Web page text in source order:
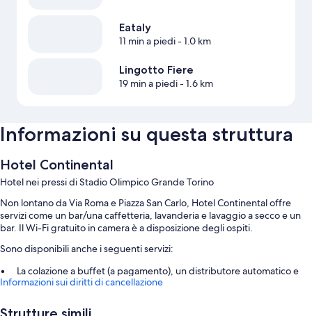
Eataly
11 min a piedi- 1.0 km
Lingotto Fiere
19 min a piedi- 1.6 km
Informazioni su questa struttura
Hotel Continental
Hotel nei pressi di Stadio Olimpico Grande Torino
Non lontano da Via Roma e Piazza San Carlo, Hotel Continental offre
servizi come un bar/una caffetteria, lavanderia e lavaggio a secco e un
bar. Il Wi-Fi gratuito in camera è a disposizione degli ospiti.
Sono disponibili anche i seguenti servizi:
La colazione a buffet (a pagamento), un distributore automatico e
servizi di concierge
Informazioni sui diritti di cancellazione